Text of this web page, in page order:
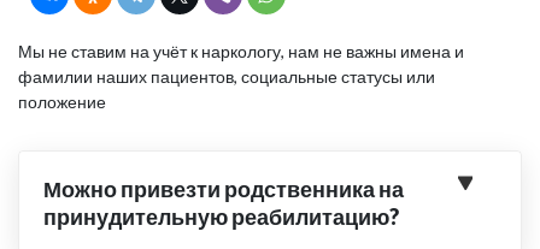
Мы не ставим на учёт к наркологу, нам не важны имена и
фамилии наших пациентов, социальные статусы или
положение
Можно привезти родственника на
принудительную реабилитацию?